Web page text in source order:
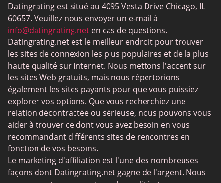
MeetMindful
BDSM
BBPeopleMeet
Sites Sugar Daddy
JPeopleMeet
Rencontres trans
Sites de rencontre senior
MyLOL
Rencontres gay
Rencontres lesbiennes
Datingrating est situé au 4095 Vesta Drive Chicago, IL
60657. Veuillez nous envoyer un e-mail à
info@datingrating.net en cas de questions.
Datingrating.net est le meilleur endroit pour trouver
les sites de connexion les plus populaires et de la plus
haute qualité sur Internet. Nous mettons l'accent sur
les sites Web gratuits, mais nous répertorions
également les sites payants pour que vous puissiez
explorer vos options. Que vous recherchiez une
relation décontractée ou sérieuse, nous pouvons vous
aider à trouver ce dont vous avez besoin en vous
recommandant différents sites de rencontres en
fonction de vos besoins.
Le marketing d'affiliation est l'une des nombreuses
façons dont Datingrating.net gagne de l'argent. Nous